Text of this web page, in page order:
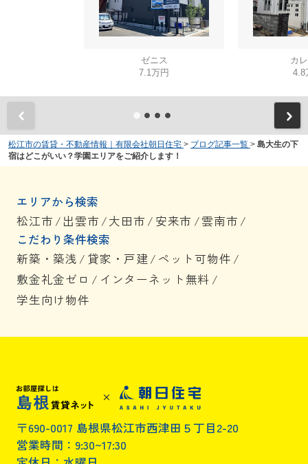
ゼニス
7.1万円
カ
4.8
松江市の賃貸・不動産情報｜有限会社朝日住宅 > ブログ記事一覧 > 島大生の下
宿はどこがいい？学園エリアをご紹介します！
エリアから検索
松江市 / 出雲市 /大田市 / 安来市 /雲南市 /
こだわり条件検索
新築・築浅 / 貸家・戸建/ ペット可物件 /
敷金礼金ゼロ / インターネット無料 /
学生向け物件
〒690-0017 島根県松江市西津田５丁目2-20
営業時間：9:30~17:30